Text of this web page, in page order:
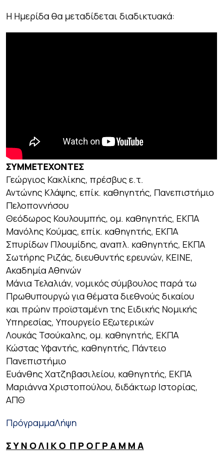
Η Ημερίδα θα μεταδίδεται διαδικτυακά:
ΣΥΜΜΕΤΕΧΟΝΤΕΣ
Γεώργιος Κακλίκης, πρέσβυς ε.τ.
Αντώνης Κλάψης, επίκ. καθηγητής, Πανεπιστήμιο
Πελοποννήσου
Θεόδωρος Κουλουμπής, ομ. καθηγητής, ΕΚΠΑ
Μανόλης Κούμας, επίκ. καθηγητής, ΕΚΠΑ
Σπυρίδων Πλουμίδης, αναπλ. καθηγητής, ΕΚΠΑ
Σωτήρης Ριζάς, διευθυντής ερευνών, ΚΕΙΝΕ,
Ακαδημία Αθηνών
Μάνια Τελαλιάν, νομικός σύμβουλος παρά τω
Πρωθυπουργώ για θέματα διεθνούς δικαίου
και πρώην προϊσταμένη της Ειδικής Νομικής
Υπηρεσίας, Υπουργείο Εξωτερικών
Λουκάς Τσούκαλης, ομ. καθηγητής, ΕΚΠΑ
Κώστας Υφαντής, καθηγητής, Πάντειο
Πανεπιστήμιο
Ευάνθης Χατζηβασιλείου, καθηγητής, ΕΚΠΑ
Μαριάννα Χριστοπούλου, διδάκτωρ Ιστορίας,
ΑΠΘ
ΠρόγραμμαΛήψη
Σ Υ Ν Ο Λ Ι Κ Ο Π Ρ Ο Γ Ρ Α Μ Μ Α